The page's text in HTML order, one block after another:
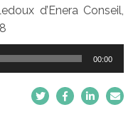
d’Enera Conseil,
00:00